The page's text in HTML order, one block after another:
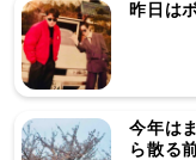
昨日は
今年は
ら散る